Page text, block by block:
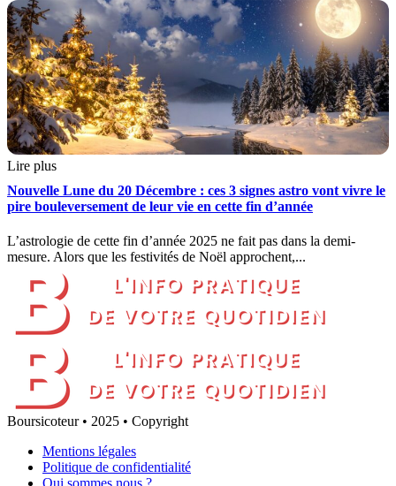
Lire plus
Nouvelle Lune du 20 Décembre : ces 3 signes astro vont vivre le
pire bouleversement de leur vie en cette fin d’année
L’astrologie de cette fin d’année 2025 ne fait pas dans la demi-
mesure. Alors que les festivités de Noël approchent,...
Boursicoteur • 2025 • Copyright
Mentions légales
Politique de confidentialité